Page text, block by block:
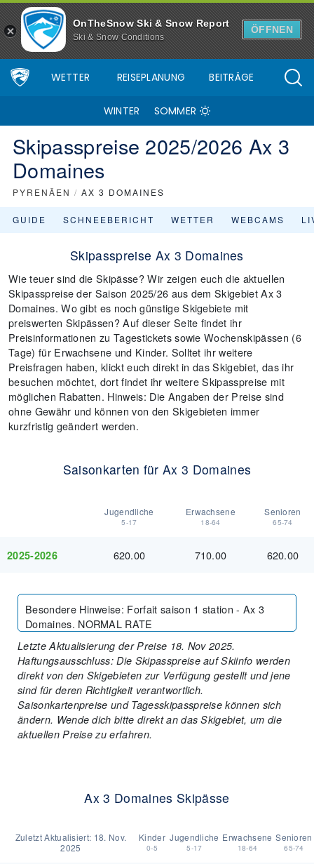
OnTheSnow Ski & Snow Report
Ski & Snow Conditions
ÖFFNEN
WETTER REISEPLANUNG BEITRÄGE
WINTER SOMMER
Skipasspreise 2025/2026 Ax 3
Domaines
PYRENÄEN / AX 3 DOMAINES
GUIDE SCHNEEBERICHT WETTER WEBCAMS
Skipasspreise Ax 3 Domaines
Wie teuer sind die Skipässe? Wir zeigen euch die aktuellen
Skipasspreise der Saison 2025/26 aus dem Skigebiet Ax 3
Domaines. Wo gibt es noch günstige Skigebiete mit
preiswerten Skipässen? Auf dieser Seite findet ihr
Preisinformationen zu Tagestickets sowie Wochenskipässen (6
Tage) für Erwachsene und Kinder. Solltet ihr weitere
Preisfragen haben, klickt euch direkt in das Skigebiet, das ihr
besuchen möchtet, dort findet ihr weitere Skipasspreise mit
möglichen Rabatten. Hinweis: Die Angaben der Preise sind
ohne Gewähr und können von den Skigebieten immer
kurzfristig geändert werden.
Saisonkarten für Ax 3 Domaines
Jugendliche
5-17
Erwachsene
18-64
Senioren
65-74
2025-2026 620.00 710.00 620.00
Besondere Hinweise: Forfait saison 1 station - Ax 3
Domaines. NORMAL RATE
Letzte Aktualisierung der Preise 18. Nov 2025.
Haftungsausschluss: Die Skipasspreise auf Skiinfo werden
direkt von den Skigebieten zur Verfügung gestellt und jene
sind für deren Richtigkeit verantwortlich.
Saisonkartenpreise und Tagesskipasspreise können sich
ändern. Wende dich bitte direkt an das Skigebiet, um die
aktuellen Preise zu erfahren.
Ax 3 Domaines Skipässe
Zuletzt Aktualisiert: 18. Nov.
2025
Kinder
0-5
Jugendliche
5-17
Erwachsene
18-64
Senioren
65-74